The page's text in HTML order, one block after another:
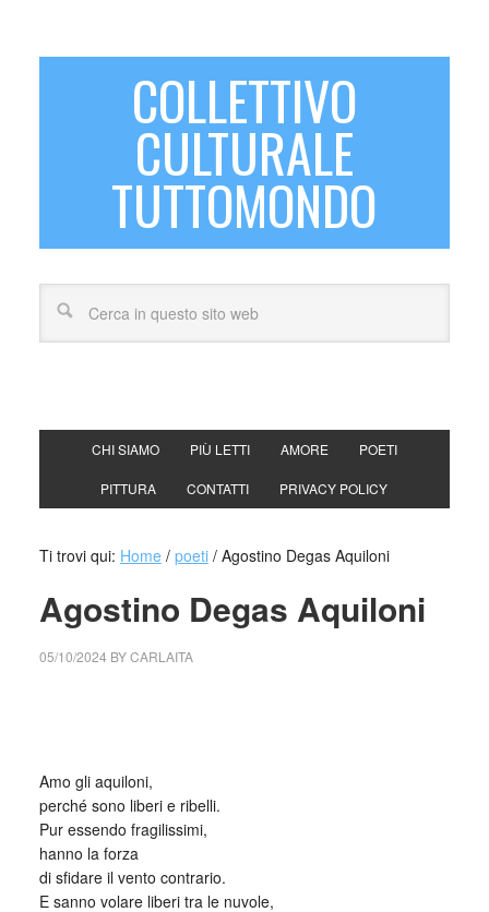
COLLETTIVO
CULTURALE
TUTTOMONDO
CHI SIAMO PIÙ LETTI AMORE POETI
PITTURA CONTATTI PRIVACY POLICY
Ti trovi qui: Home / poeti /Agostino Degas Aquiloni
Agostino Degas Aquiloni
05/10/2024 BYCARLAITA
Amo gli aquiloni,
perché sono liberi e ribelli.
Pur essendo fragilissimi,
hanno la forza
di sfidare il vento contrario.
E sanno volare liberi tra le nuvole,